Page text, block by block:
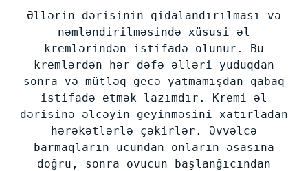
Əllərin dərisinin qidalandırılması və
nəmləndirilməsində xüsusi əl
kremlərindən istifadə olunur. Bu
kremlərdən hər dəfə əlləri yuduqdan
sonra və mütləq gecə yatmamışdan qabaq
istifadə etmək lazımdır. Kremi əl
dərisinə əlcəyin geyinməsini xatırladan
hərəkətlərlə çəkirlər. Əvvəlcə
barmaqların ucundan onların əsasına
doğru, sonra ovucun başlanğıcından